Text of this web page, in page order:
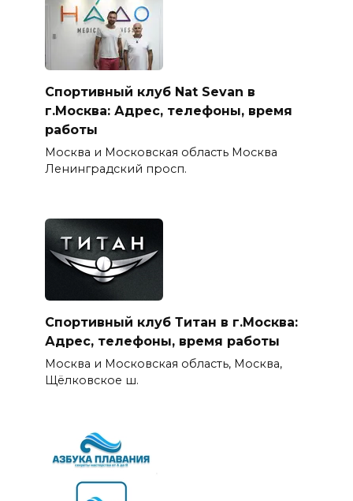
Спортивный клуб Nat Sevan в
г.Москва: Адрес, телефоны, время
работы
Москва и Московская область Москва
Ленинградский просп.
Спортивный клуб Титан в г.Москва:
Адрес, телефоны, время работы
Москва и Московская область, Москва,
Щёлковское ш.